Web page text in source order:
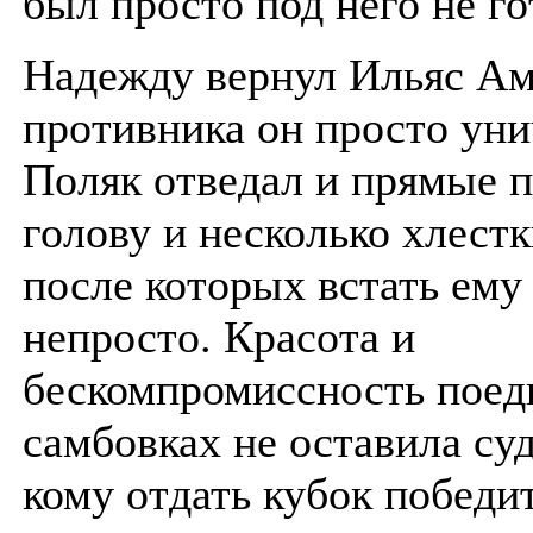
Надежду вернул Ильяс
противника он просто
Поляк отведал и прямые
голову и несколько
после которых встать
непросто. Красота и
бескомпромиссность
самбовках не оставила
кому отдать кубок